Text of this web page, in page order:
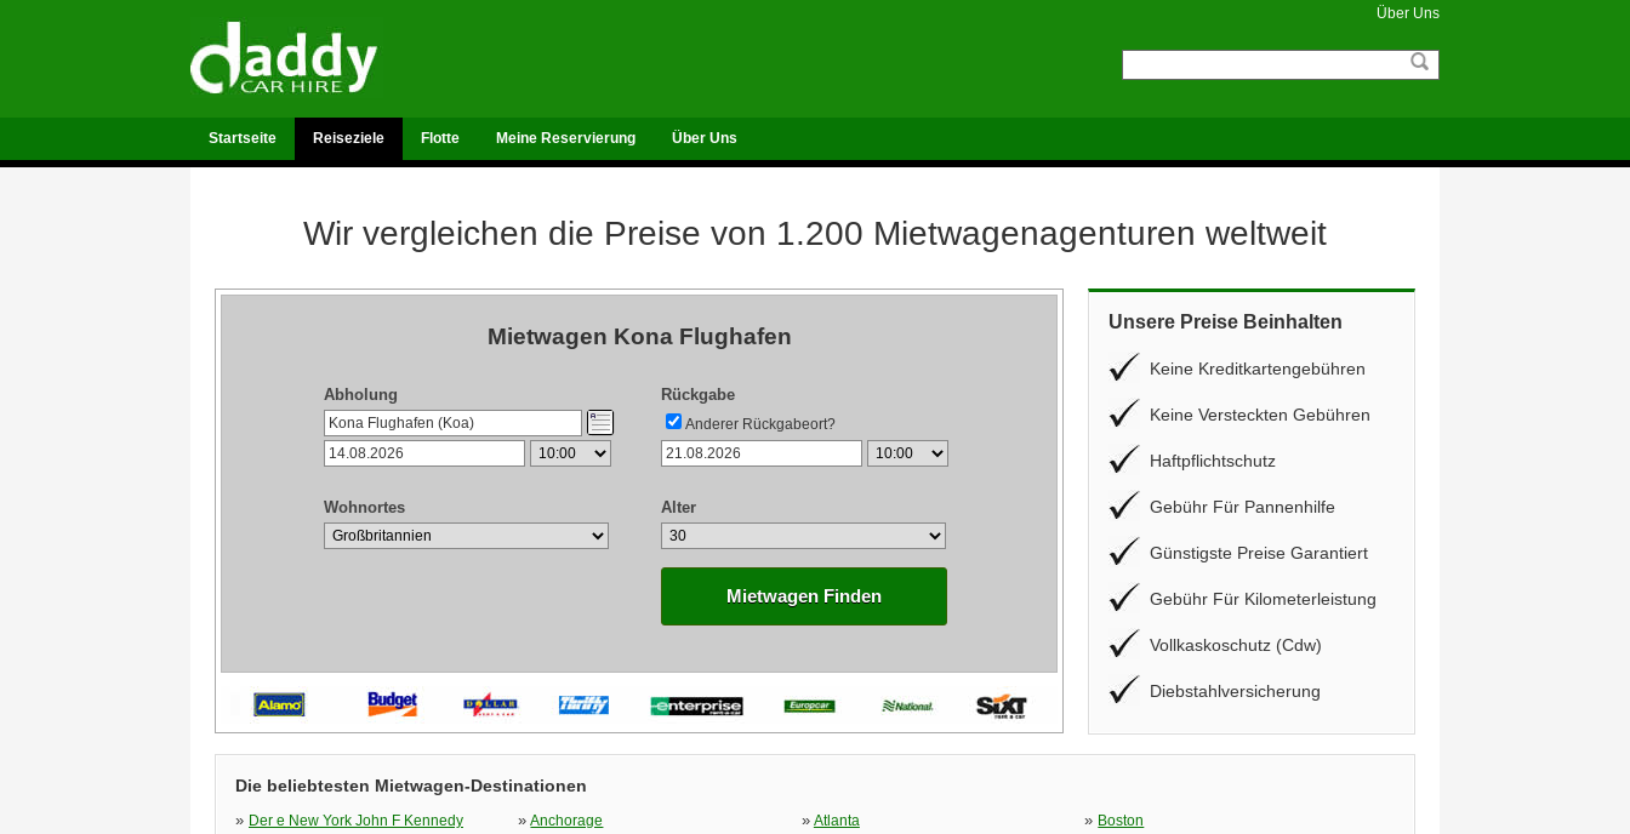
Über Uns
Startseite Reiseziele Flotte Meine Reservierung Über Uns
Wir vergleichen die Preise von 1.200 Mietwagenagenturen weltweit
Mietwagen Kona Flughafen
Abholung Rückgabe
Anderer Rückgabeort?
Wohnortes Alter
Mietwagen Finden
Unsere Preise Beinhalten
Keine Kreditkartengebühren
Keine Versteckten Gebühren
Haftpflichtschutz
Gebühr Für Pannenhilfe
Günstigste Preise Garantiert
Gebühr Für Kilometerleistung
Vollkaskoschutz (Cdw)
Diebstahlversicherung
Die beliebtesten Mietwagen-Destinationen
» Der e New York John F Kennedy »Anchorage » Atlanta » Boston